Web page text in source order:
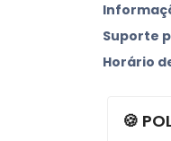
Suporte
Horário
🍪